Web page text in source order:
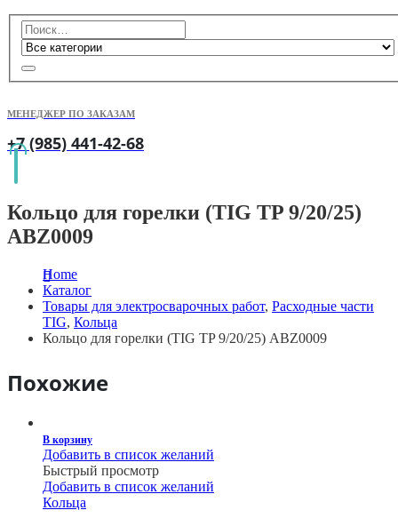
МЕНЕДЖЕР ПО ЗАКАЗАМ
+7 (985) 441-42-68
Кольцо для горелки (TIG TP 9/20/25)
ABZ0009
Home
Каталог
Товары для электросварочных работ, Расходные части
TIG, Кольца
Кольцо для горелки (TIG TP 9/20/25) ABZ0009
Похожие
В корзину
Добавить в список желаний
Быстрый просмотр
Добавить в список желаний
Кольца